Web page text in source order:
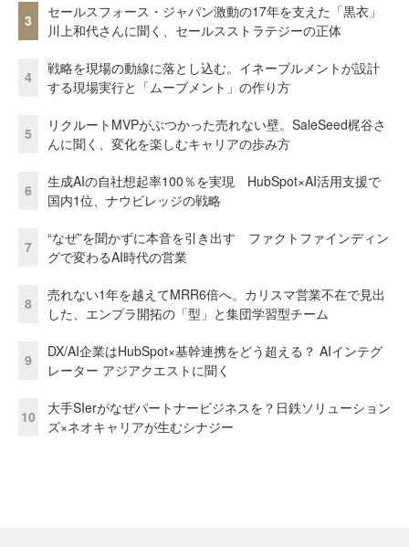
3
セールスフォース・ジャパン激動の17年を支えた「黒衣」
川上和代さんに聞く、セールスストラテジーの正体
4
戦略を現場の動線に落とし込む。イネーブルメントが設計
する現場実行と「ムーブメント」の作り方
5
リクルートMVPがぶつかった売れない壁。SaleSeed梶谷さ
んに聞く、変化を楽しむキャリアの歩み方
6
生成AIの自社想起率100％を実現 HubSpot×AI活用支援で
国内1位、ナウビレッジの戦略
7
“なぜ”を聞かずに本音を引き出す ファクトファインディン
グで変わるAI時代の営業
8
売れない1年を越えてMRR6倍へ。カリスマ営業不在で見出
した、エンプラ開拓の「型」と集団学習型チーム
9
DX/AI企業はHubSpot×基幹連携をどう超える？ AIインテグ
レーター アジアクエストに聞く
10
大手SIerがなぜパートナービジネスを？日鉄ソリューション
ズ×ネオキャリアが生むシナジー